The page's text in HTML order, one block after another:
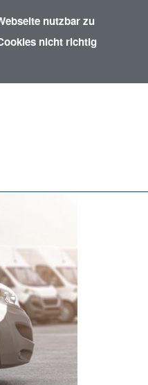
nutzbar zu
nicht richtig